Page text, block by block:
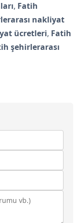
, Fatih
nakliyat
ücretleri, Fatih
şehirlerarası